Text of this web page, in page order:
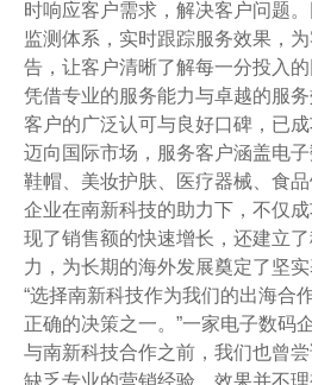
时响应客户需求，解决客户问题
监测体系，实时跟踪服务效果，
告，让客户清晰了解每一分投入的
凭借专业的服务能力与卓越的服
客户的广泛认可与良好口碑，已
迈向国际市场，服务客户涵盖电
鞋帽、美妆护肤、医疗器械、食
企业在南新科技的助力下，不仅
现了销售额的快速增长，还建立
力，为长期的海外发展奠定了坚实
“选择南新科技作为我们的出海合
正确的决策之一。”一家电子数码
与南新科技合作之前，我们也曾